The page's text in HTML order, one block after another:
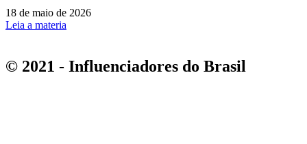
18 de maio de 2026
Leia a materia
© 2021 - Influenciadores do Brasil